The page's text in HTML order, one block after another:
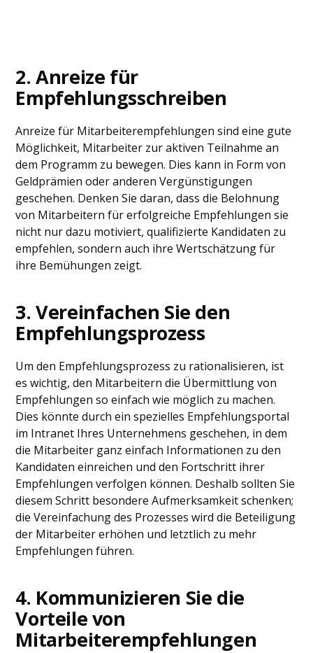
2. Anreize für
Empfehlungsschreiben
Anreize für Mitarbeiterempfehlungen sind eine gute
Möglichkeit, Mitarbeiter zur aktiven Teilnahme an
dem Programm zu bewegen. Dies kann in Form von
Geldprämien oder anderen Vergünstigungen
geschehen. Denken Sie daran, dass die Belohnung
von Mitarbeitern für erfolgreiche Empfehlungen sie
nicht nur dazu motiviert, qualifizierte Kandidaten zu
empfehlen, sondern auch ihre Wertschätzung für
ihre Bemühungen zeigt.
3. Vereinfachen Sie den
Empfehlungsprozess
Um den Empfehlungsprozess zu rationalisieren, ist
es wichtig, den Mitarbeitern die Übermittlung von
Empfehlungen so einfach wie möglich zu machen.
Dies könnte durch ein spezielles Empfehlungsportal
im Intranet Ihres Unternehmens geschehen, in dem
die Mitarbeiter ganz einfach Informationen zu den
Kandidaten einreichen und den Fortschritt ihrer
Empfehlungen verfolgen können. Deshalb sollten Sie
diesem Schritt besondere Aufmerksamkeit schenken;
die Vereinfachung des Prozesses wird die Beteiligung
der Mitarbeiter erhöhen und letztlich zu mehr
Empfehlungen führen.
4. Kommunizieren Sie die
Vorteile von
Mitarbeiterempfehlungen